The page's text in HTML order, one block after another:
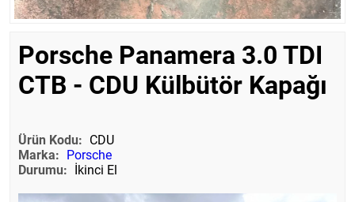
Porsche Panamera 3.0 TDI
CTB - CDU Külbütör Kapağı
Ürün Kodu: CDU
Marka: Porsche
Durumu: İkinci El